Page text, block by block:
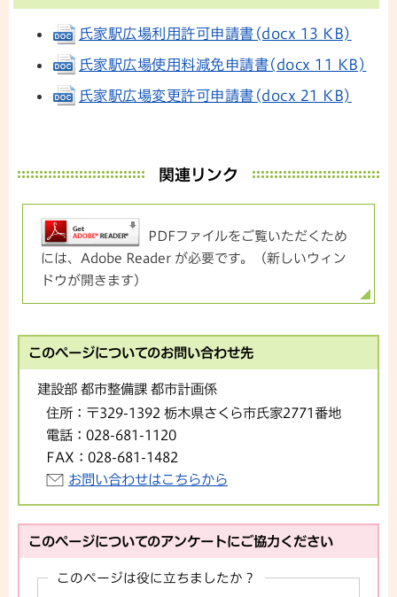
氏家駅広場利用許可申請書(docx 13 KB)
氏家駅広場使用料減免申請書(docx 11 KB)
氏家駅広場変更許可申請書(docx 21 KB)
関連リンク
PDFファイルをご覧いただくため
には、Adobe Reader が必要です。（新しいウィン
ドウが開きます）
このページについてのお問い合わせ先
建設部 都市整備課 都市計画係
住所： 〒329-1392 栃木県さくら市氏家2771番地
電話： 028-681-1120
FAX： 028-681-1482
お問い合わせはこちらから
このページについてのアンケートにご協力ください
このページは役に立ちましたか？